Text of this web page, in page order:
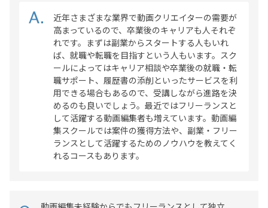
近年さまざまな業界で動画クリエイターの需要が
高まっているので、卒業後のキャリアも人それぞ
れです。まずは副業からスタートする人もいれ
ば、就職や転職を目指すという人もいます。スク
ールによってはキャリア相談や卒業後の就職・転
職サポート、履歴書の添削といったサービスを利
用できる場合もあるので、受講しながら進路を決
めるのも良いでしょう。最近ではフリーランスと
して活躍する動画編集者も増えています。動画編
集スクールでは案件の獲得方法や、副業・フリー
ランスとして活躍するためのノウハウを教えてく
れるコースもあります。